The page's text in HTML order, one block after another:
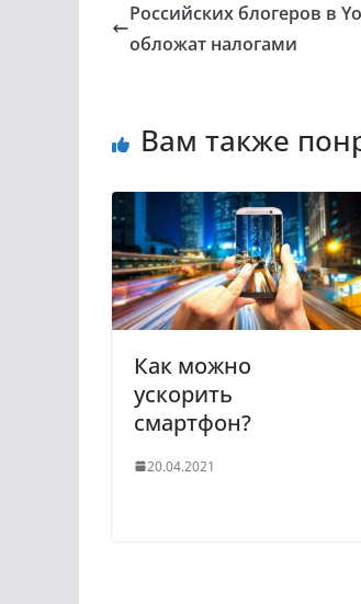
Российских блогеров в
обложат налогами
Вам также
Как можно
ускорить
смартфон?
20.04.2021